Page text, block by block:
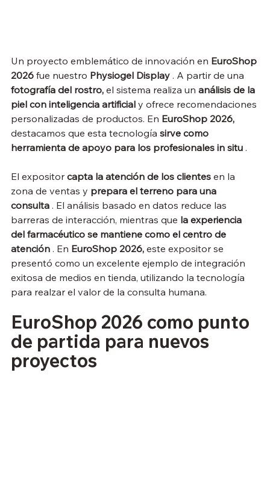
Un proyecto emblemático de innovación en EuroShop
2026 fue nuestro Physiogel Display . A partir de una
fotografía del rostro, el sistema realiza un análisis de la
piel con inteligencia artificial y ofrece recomendaciones
personalizadas de productos. En EuroShop 2026,
destacamos que esta tecnología sirve como
herramienta de apoyo para los profesionales in situ .
El expositor capta la atención de los clientes en la
zona de ventas y prepara el terreno para una
consulta . El análisis basado en datos reduce las
barreras de interacción, mientras que la experiencia
del farmacéutico se mantiene como el centro de
atención . En EuroShop 2026, este expositor se
presentó como un excelente ejemplo de integración
exitosa de medios en tienda, utilizando la tecnología
para realzar el valor de la consulta humana.
EuroShop 2026 como punto
de partida para nuevos
proyectos